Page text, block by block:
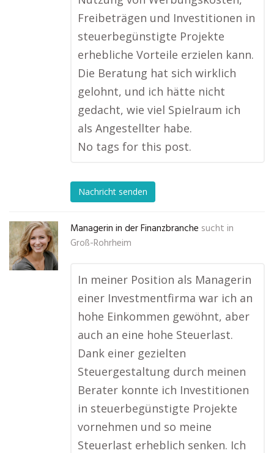
Freibeträgen und Investitionen in
steuerbegünstigte Projekte
erhebliche Vorteile erzielen kann.
Die Beratung hat sich wirklich
gelohnt, und ich hätte nicht
gedacht, wie viel Spielraum ich
als Angestellter habe.
No tags for this post.
Nachricht senden
Managerin in der Finanzbranche sucht in
Groß-Rohrheim
In meiner Position als Managerin
einer Investmentfirma war ich an
hohe Einkommen gewöhnt, aber
auch an eine hohe Steuerlast.
Dank einer gezielten
Steuergestaltung durch meinen
Berater konnte ich Investitionen
in steuerbegünstigte Projekte
vornehmen und so meine
Steuerlast erheblich senken. Ich